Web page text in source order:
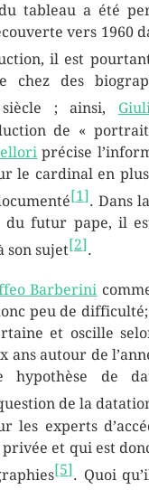
tableau a été
vers 1960
il est
des
; ainsi,
de «
précise
le cardinal en
[1]. Dans
du futur pape, il
son sujet[2].
Barberini
peu de
et oscille
autour de
hypothèse de
de la
les experts
et qui est
[5]. Quoi